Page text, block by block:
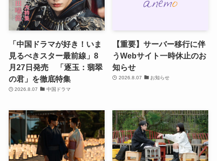
「中国ドラマが好き！いま
見るべきスター最前線」8
月27日発売 「逐玉：翡翠
の君」を徹底特集
2026.8.07 中国ドラマ
【重要】サーバー移行に伴
うWebサイト一時休止のお
知らせ
2026.8.07 お知らせ